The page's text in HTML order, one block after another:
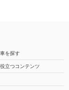
を探す
立つコンテンツ